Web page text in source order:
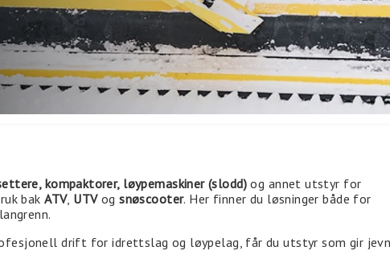
kompaktorer, løypemaskiner (slodd) og annet utstyr for
bakATV, UTVogsnøscooter. Her finner du løsninger både for
drift for idrettslag og løypelag, får du utstyr som gir